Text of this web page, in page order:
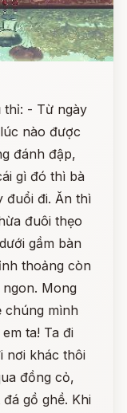
thỉ: - Từ ngày
nào được
đánh đập,
gì đó thì bà
đuổi đi. Ăn thì
đuôi thẹo
gầm bàn
thoảng còn
Mong
chúng mình
ta! Ta đi
nơi khác thôi
đồng cỏ,
gồ ghề. Khi